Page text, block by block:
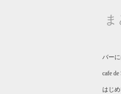
バー
cafe
はじ